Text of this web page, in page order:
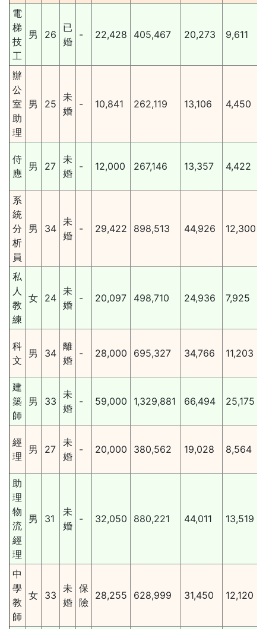
電
梯
技
工
男 26
已
婚
- 22,428 405,467 20,273 9,611
辦
公
室
助
理
男 25
未
婚
- 10,841 262,119 13,106 4,450
侍
應
男 27
未
婚
- 12,000 267,146 13,357 4,422
系
統
分
析
員
男 34
未
婚
- 29,422 898,513 44,926 12,300
私
人
教
練
女 24
未
婚
- 20,097 498,710 24,936 7,925
科
文
男 34
離
婚
- 28,000 695,327 34,766 11,203
建
築
師
男 33
未
婚
- 59,000 1,329,881 66,494 25,175
經
理
男 27
未
婚
- 20,000 380,562 19,028 8,564
助
理
物
流
經
理
男 31
未
婚
- 32,050 880,221 44,011 13,519
中
學
教
師
女 33
未
婚
保
險
28,255 628,999 31,450 12,120